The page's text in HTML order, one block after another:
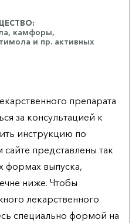
камфоры,
и пр. активных
препарата
за консультацией к
инструкцию по
представлены так
формах выпуска,
ниже. Чтобы
лекарственного
специально формой на